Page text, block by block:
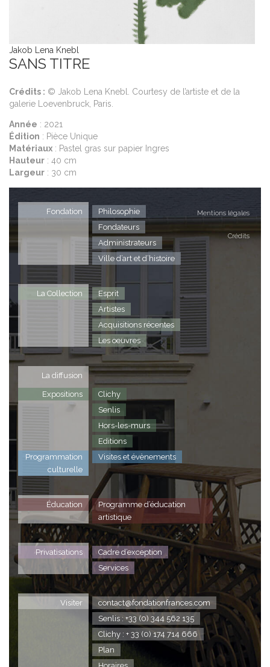
Jakob Lena Knebl
SANS TITRE
Crédits : © Jakob Lena Knebl. Courtesy de l’artiste et de la
galerie Loevenbruck, Paris.
Année : 2021
Édition : Pièce Unique
Matériaux : Pastel gras sur papier Ingres
Hauteur : 40 cm
Largeur : 30 cm
Mentions légales
Crédits
Fondation
Philosophie
Fondateurs
Administrateurs
Ville d’art et d’histoire
La Collection
Esprit
Artistes
Acquisitions récentes
Les oeuvres
La diffusion
Expositions
Clichy
Senlis
Hors-les-murs
Editions
Programmation
culturelle
Visites et évènements
Éducation
Programme d’éducation
artistique
Privatisations
Cadre d’exception
Services
Visiter
contact@fondationfrances.com
Senlis : +33 (0) 344 562 135
Clichy : + 33 (0) 174 714 666
Plan